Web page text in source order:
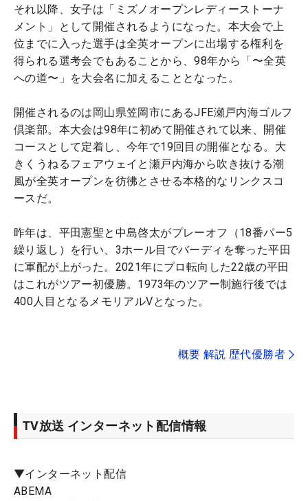
それ以降、女子は「ミズノオープンレディーストーナ
メント」として開催されるようになった。本大会で上
位までに入った選手は全英オープンに出場する権利を
得られる選考会でもあることから、98年から「〜全英
への道〜」を大会名に加えることとなった。
開催されるのは岡山県笠岡市にあるJFE瀬戸内海ゴルフ
倶楽部。本大会は98年に初めて開催されて以来、開催
コースとして定着し、今年で19回目の開催となる。大
きくうねるフェアウェイと瀬戸内海から吹き抜ける潮
風が全英オープンを彷彿とさせる本格的なリンクスコ
ースだ。
昨年は、平田憲聖と中島啓太がプレーオフ（18番パー5
繰り返し）を行い、3ホール目でバーディを奪った平田
に軍配が上がった。2021年にプロ転向した22歳の平田
はこれがツアー初優勝。1973年のツアー制施行後では
400人目となるメモリアルVとなった。
概要 解説 歴代優勝者
TV放送 インターネット配信情報
▼インターネット配信
ABEMA